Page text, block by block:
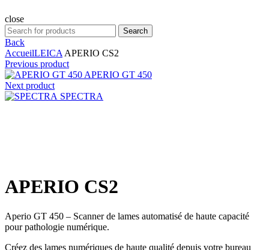
close
Search
for:
Search
Back
AccueilLEICA APERIO CS2
Previous product
APERIO GT 450
Next product
SPECTRA
APERIO CS2
Aperio GT 450 – Scanner de lames automatisé de haute capacité
pour pathologie numérique.
Créez des lames numériques de haute qualité depuis votre bureau